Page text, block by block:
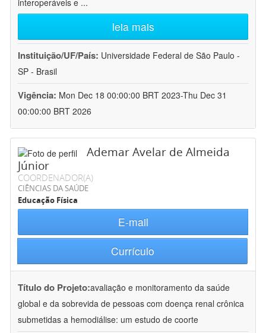
interoperáveis e ...
leia mais
Instituição/UF/País: Universidade Federal de São Paulo -
SP - Brasil
Vigência: Mon Dec 18 00:00:00 BRT 2023-Thu Dec 31
00:00:00 BRT 2026
Ademar Avelar de Almeida
Júnior
COORDENADOR(A)
CIÊNCIAS DA SAÚDE
Educação Física
E-mail
Currículo
Título do Projeto:avaliação e monitoramento da saúde
global e da sobrevida de pessoas com doença renal crônica
submetidas a hemodiálise: um estudo de coorte